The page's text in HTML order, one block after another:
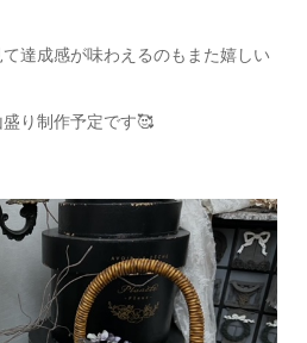
達成感が味わえるのもまた嬉しい
り制作予定です🥰